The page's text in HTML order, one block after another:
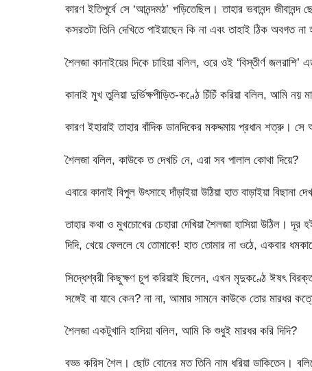
কারণ ইতিপূর্বে সে ‘আনন্দমঠ’ পড়িতেছিল। তাহার ভবানন্দ
কসরতটা তিনি দেখিতে পাইয়াছেন কি না এবং তাহাই ঠিক অবগত না
শৈলজা কানাইয়ের দিকে চাহিয়া বলিল, ওরে ওই ‘বিস্তীর্ণ জলরাশি’
কানাই মুখ তুলিয়া দুর্ভিক্ষপীড়িত-কণ্ঠে চিঁচিঁ করিয়া বলিল, আমি নয়
কারণ ইহারাই তাহার বাঁদিক ডানদিকের মকদ্দমায় প্রধান শত্রু।
শৈলজা বলিল, কাউকে ত দেখচি নে, এরা সব পালাল কোথা দিয়ে?
এবারে কানাই বিপুল উৎসাহে দাঁড়াইয়া উঠিয়া হাত বাড়াইয়া
তাহার কথা ও মুখচোখের চেহারা দেখিয়া শৈলজা হাসিয়া উঠিল।
দিদি, খেয়ে ফেললে যে তোমাকে! হাত তোমার না ওঠে, একবার
সিদ্ধেশ্বরী কিছুক্ষণ চুপ করিয়াই ছিলেন, এখন মৃদুকণ্ঠে ঈষৎ
সঙ্গেই বা যাবে কেন? না না, আমার সামনে কাউকে তোর মারধর
শৈলজা একটুখানি হাসিয়া বলিল, আমি কি শুধুই মারধর করি দিদি?
বড্ড করিস শৈল। ছোট বোনের মত তিনি নাম ধরিয়া ডাকিতেন।